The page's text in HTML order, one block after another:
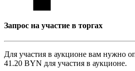
Запрос на участие в торгах
Для участия в аукционе вам нужно
41.20 BYN для участия в аукционе.